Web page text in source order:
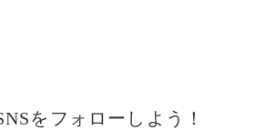
をフォローしよう！